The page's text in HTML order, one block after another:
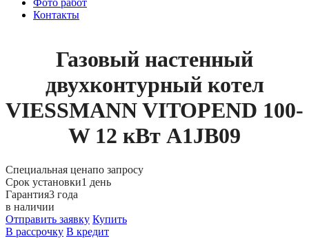
Фото работ
Контакты
Газовый настенный
двухконтурный котел
VIESSMANN VITOPEND 100-
W 12 кВт A1JB09
Специальная ценапо запросу
Срок установки1 день
Гарантия3 года
в наличии
Отправить заявку Купить
В рассрочку В кредит